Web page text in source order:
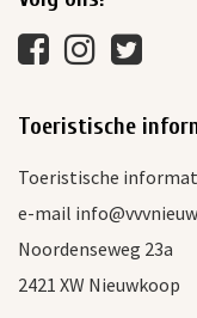
Toeristische
Toeristische
e-mail
Noordenseweg 23a
2421 XW Nieuwkoop